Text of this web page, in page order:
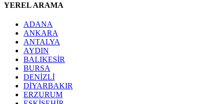
YEREL ARAMA
ADANA
ANKARA
ANTALYA
AYDIN
BALIKESİR
BURSA
DENİZLİ
DİYARBAKIR
ERZURUM